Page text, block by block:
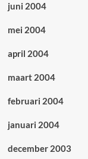
juni 2004
mei 2004
april 2004
maart 2004
februari 2004
januari 2004
december 2003